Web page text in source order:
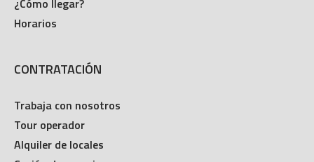
¿Cómo llegar?
Horarios
CONTRATACIÓN
Trabaja con nosotros
Tour operador
Alquiler de locales